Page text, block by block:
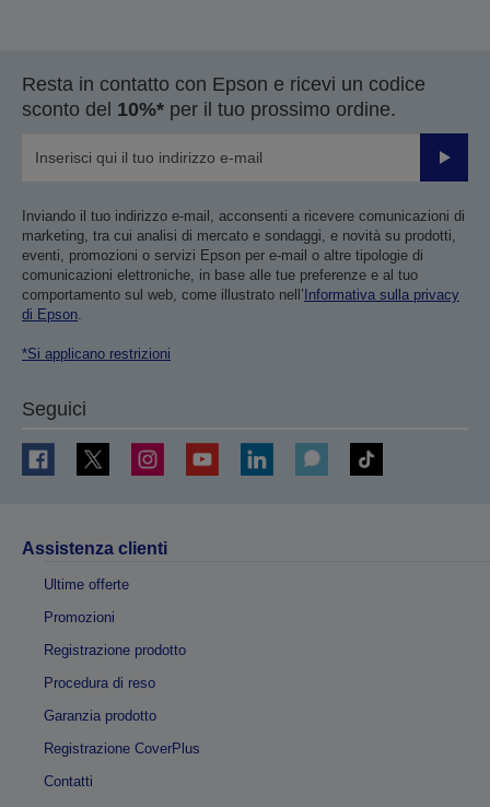
Resta in contatto con Epson e ricevi un codice
sconto del 10%* per il tuo prossimo ordine.
Invia
Inviando il tuo indirizzo e-mail, acconsenti a ricevere comunicazioni di
marketing, tra cui analisi di mercato e sondaggi, e novità su prodotti,
eventi, promozioni o servizi Epson per e-mail o altre tipologie di
comunicazioni elettroniche, in base alle tue preferenze e al tuo
comportamento sul web, come illustrato nell’ Informativa sulla privacy
di Epson
*Si applicano restrizioni
Seguici
Assistenza clienti
Ultime offerte
Promozioni
Registrazione prodotto
Procedura di reso
Garanzia prodotto
Registrazione CoverPlus
Contatti